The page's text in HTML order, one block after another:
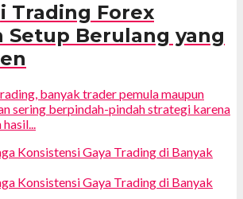
Trading Forex
Setup Berulang yang
banyak trader pemula maupun
sering berpindah-pindah strategi karena